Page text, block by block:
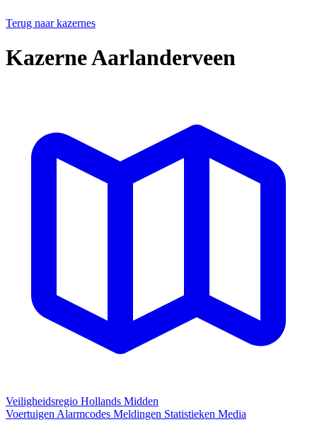
Terug naar kazernes
Kazerne Aarlanderveen
Veiligheidsregio Hollands Midden
Voertuigen Alarmcodes Meldingen Statistieken Media